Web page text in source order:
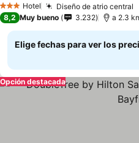
3 Estrellas
Hotel Diseño de atrio central
8,2 Muy bueno 3.232
Elige fechas para ver los
Opción destacada